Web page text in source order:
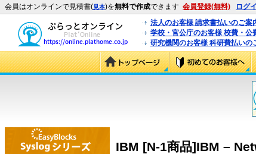
会員はオンラインで見積書(見本)を無料で作成できます 会員登録(無料) ログ
法人のお客様 請求書払いのご案
学校・官公庁のお客様 校費・公
研究機関のお客様 科研費払いの
IBM [N-1商品]IBM –